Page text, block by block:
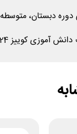
دوره دبستان،
کوییز 24 از «لینک خرید»